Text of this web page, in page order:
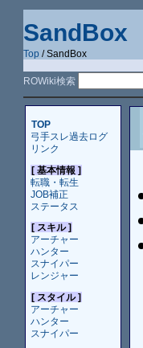
SandBox
Top / SandBox
ROWiki検索
TOP
弓手スレ過去ログ
リンク
[ 基本情報 ]
転職・転生
JOB補正
ステータス
[ スキル ]
アーチャー
ハンター
スナイパー
レンジャー
[ スタイル ]
アーチャー
ハンター
スナイパー